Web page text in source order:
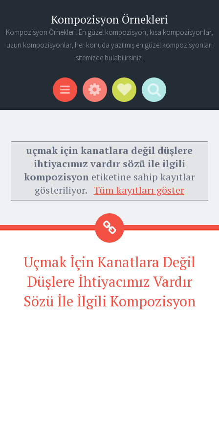
Kompozisyon Örnekleri
Kompozisyon Örnekleri. En güzel kompozisyon, kısa kompozisyonlar,
uzun kompozisyonlar, her konuda yazılmış en güzel kompozisyonları
sitemizde bulabilirsiniz.
Menu WidgetsSocial Links
Search
uçmak için kanatlara değil düşlere
ihtiyacımız vardır sözü ile ilgili
kompozisyon etiketine sahip kayıtlar
gösteriliyor. Tüm kayıtları göster
Uçmak İçin Kanatlara Değil
Düşlere İhtiyacımız Vardır
Sözü İle İlgili Kompozisyon